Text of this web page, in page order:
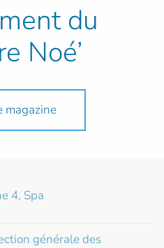
du
Noé’
magazine
4, Spa
générale des